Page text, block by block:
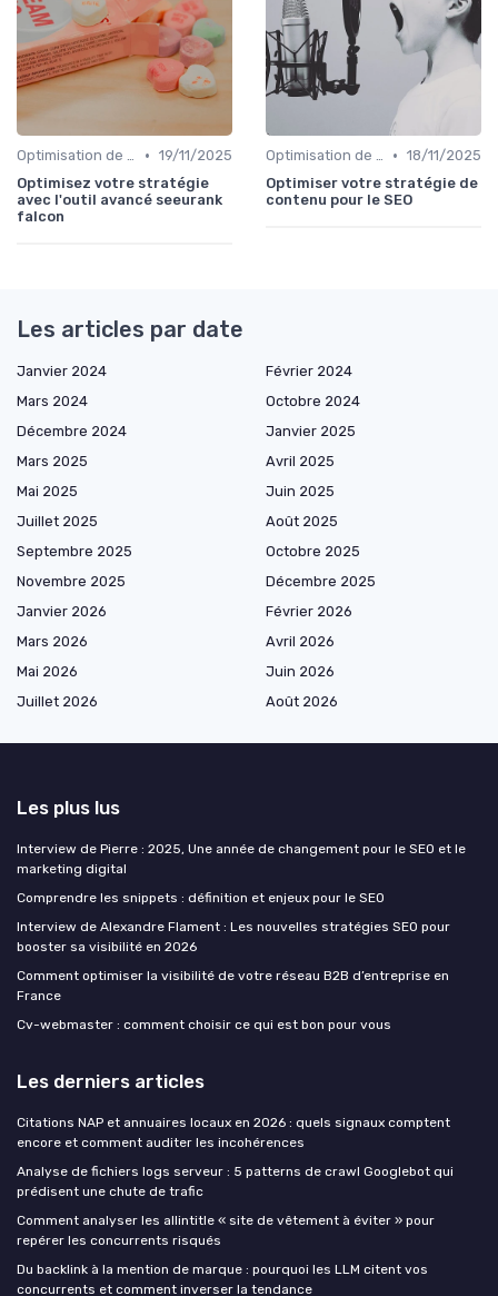
Optimisation de Contenu • 19/11/2025
Optimisez votre stratégie
avec l'outil avancé seeurank
falcon
Optimisation de Contenu • 18/11/2025
Optimiser votre stratégie de
contenu pour le SEO
Les articles par date
Janvier 2024
Février 2024
Mars 2024
Octobre 2024
Décembre 2024
Janvier 2025
Mars 2025
Avril 2025
Mai 2025
Juin 2025
Juillet 2025
Août 2025
Septembre 2025
Octobre 2025
Novembre 2025
Décembre 2025
Janvier 2026
Février 2026
Mars 2026
Avril 2026
Mai 2026
Juin 2026
Juillet 2026
Août 2026
Les plus lus
Interview de Pierre : 2025, Une année de changement pour le SEO et le
marketing digital
Comprendre les snippets : définition et enjeux pour le SEO
Interview de Alexandre Flament : Les nouvelles stratégies SEO pour
booster sa visibilité en 2026
Comment optimiser la visibilité de votre réseau B2B d’entreprise en
France
Cv-webmaster : comment choisir ce qui est bon pour vous
Les derniers articles
Citations NAP et annuaires locaux en 2026 : quels signaux comptent
encore et comment auditer les incohérences
Analyse de fichiers logs serveur : 5 patterns de crawl Googlebot qui
prédisent une chute de trafic
Comment analyser les allintitle « site de vêtement à éviter » pour
repérer les concurrents risqués
Du backlink à la mention de marque : pourquoi les LLM citent vos
concurrents et comment inverser la tendance